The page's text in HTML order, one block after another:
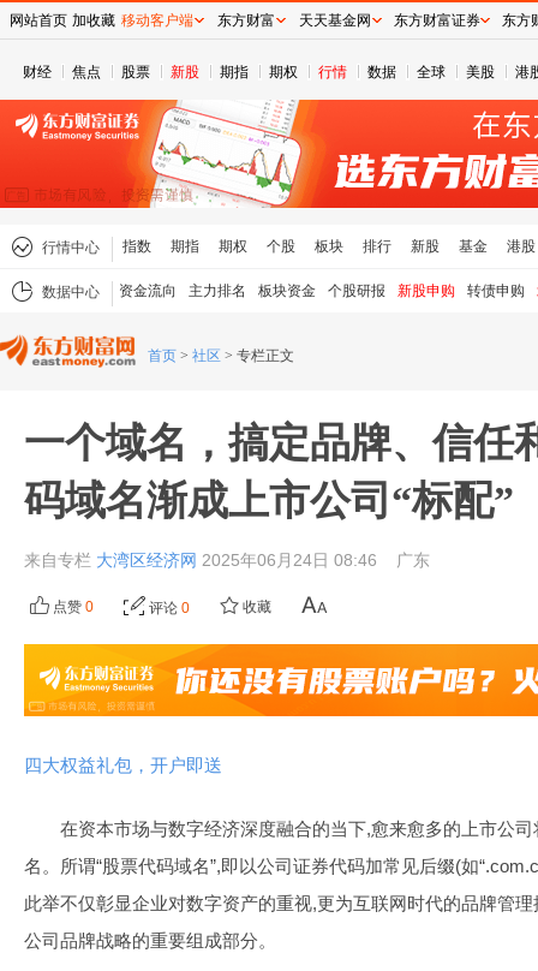
财经 焦点 股票 新股 期指 期权 行情 数据 全球 美股 港
行情中心 指数 期指 期权 个股 板块 排行 新股 基金 港股
数据中心 资金流向 主力排名 板块资金 个股研报 新股申购 转债申购
首页 > 社区 > 专栏正文
一个域名，搞定品牌、信任
码域名渐成上市公司“标配”
来自专栏 大湾区经济网 2025年06月24日 08:46 广东
点赞 0 评论 0 收藏
四大权益礼包，开户即送
在资本市场与数字经济深度融合的当下,愈来愈多的上市公
名。所谓“股票代码域名”,即以公司证券代码加常见后缀(如
此举不仅彰显企业对数字资产的重视,更为互联网时代的品牌管
公司品牌战略的重要组成部分。
网站首页 加收藏 移动客户端 东方财富 天天基金网 东方财富证券 东方